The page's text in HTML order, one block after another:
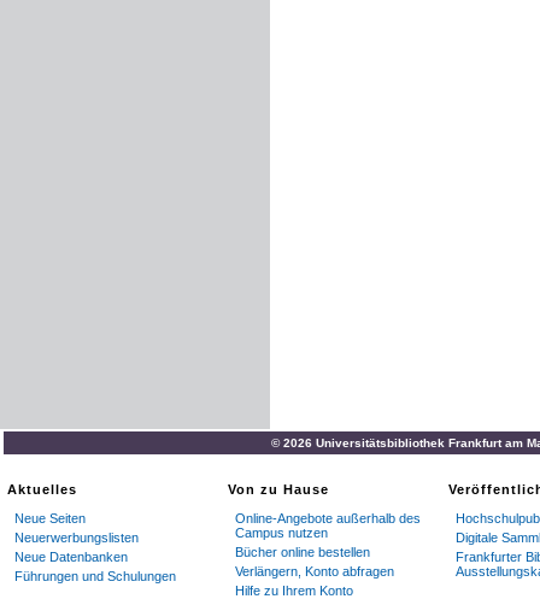
© 2026 Universitätsbibliothek Frankfurt am
Aktuelles
Neue Seiten
Neuerwerbungslisten
Neue Datenbanken
Führungen und Schulungen
Von zu Hause
Online-Angebote außerhalb des
Campus nutzen
Bücher online bestellen
Verlängern, Konto abfragen
Hilfe zu Ihrem Konto
Digitale
Frankfurter